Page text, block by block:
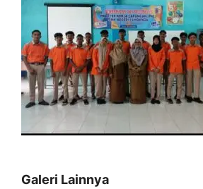
Galeri Lainnya